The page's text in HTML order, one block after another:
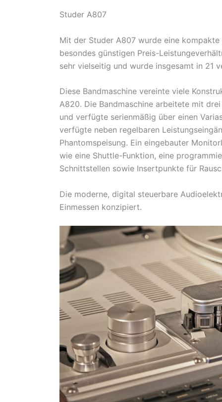
Studer A807
Mit der Studer A807 wurde eine kompakte
besondes günstigen Preis-
sehr vielseitig und wurde insgesamt in 21
Diese Bandmaschine vereinte viele
A820. Die Bandmaschine arbeitete mit
und verfügte serienmäßig über einen
verfügte neben regelbaren
Phantomspeisung. Ein eingebauter
wie eine Shuttle-Funktion, eine
Schnittstellen sowie Insertpunkte für
Die moderne, digital steuerbare
Einmessen konzipiert.